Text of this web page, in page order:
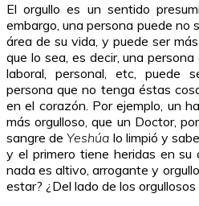
El orgullo es un sentido
embargo, una persona puede no
área de su vida, y puede ser
que lo sea, es decir, una
laboral, personal, etc, puede
persona que no tenga éstas
en el corazón. Por ejemplo, un
más orgulloso, que un Doctor,
sangre deYeshúa lo limpió y
y el primero tiene heridas en su
nada es altivo, arrogante y
estar? ¿Del lado de los orgullosos